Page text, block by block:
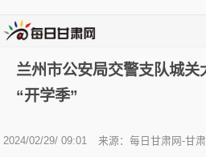
兰州市公安局交警支队城
“开学季”
2024/02/29/ 09:01 来源：每日甘肃网-甘